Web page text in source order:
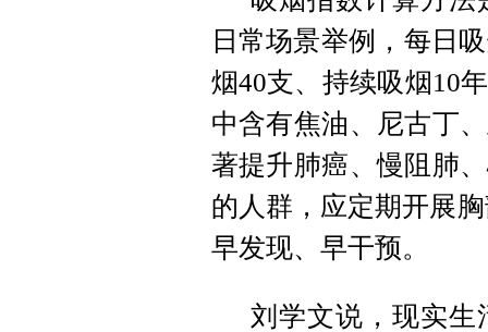
日常场景举例，每日
烟40支、持续吸烟10
中含有焦油、尼古丁
著提升肺癌、慢阻肺
的人群，应定期开展
早发现、早干预。
刘学文说，现实生